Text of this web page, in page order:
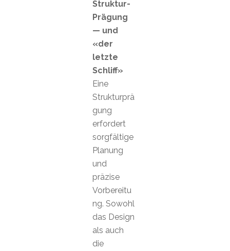
Struktur-
Prägung
— und
«der
letzte
Schliff»
Eine
Strukturprä
gung
erfordert
sorgfältige
Planung
und
präzise
Vorbereitu
ng. Sowohl
das Design
als auch
die